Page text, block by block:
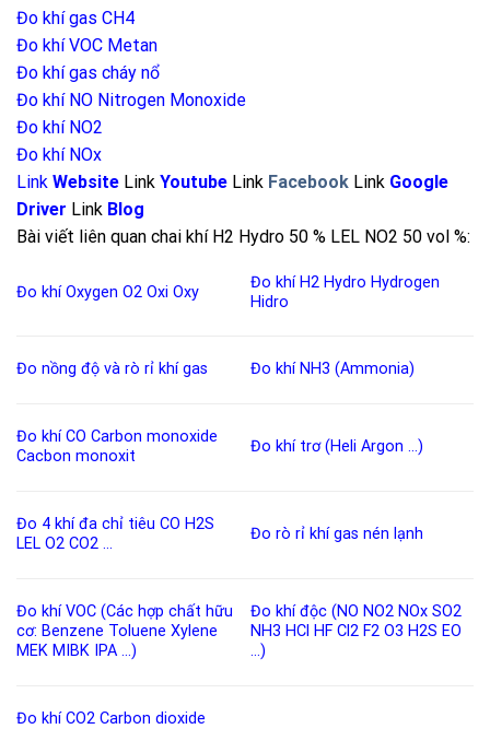
Đo khí gas CH4
Đo khí VOC Metan
Đo khí gas cháy nổ
Đo khí NO Nitrogen Monoxide
Đo khí NO2
Đo khí NOx
Link Website Link Youtube Link Facebook Link Google
Driver Link Blog
Bài viết liên quan chai khí H2 Hydro 50 % LEL NO2 50 vol %:
Đo khí Oxygen O2 Oxi Oxy
Đo khí H2 Hydro Hydrogen
Hidro
Đo nồng độ và rò rỉ khí gas Đo khí NH3 (Ammonia)
Đo khí CO Carbon monoxide
Cacbon monoxit
Đo khí trơ (Heli Argon …)
Đo 4 khí đa chỉ tiêu CO H2S
LEL O2 CO2 …
Đo rò rỉ khí gas nén lạnh
Đo khí VOC (Các hợp chất hữu
cơ: Benzene Toluene Xylene
MEK MIBK IPA …)
Đo khí độc (NO NO2 NOx SO2
NH3 HCl HF Cl2 F2 O3 H2S EO
…)
Đo khí CO2 Carbon dioxide